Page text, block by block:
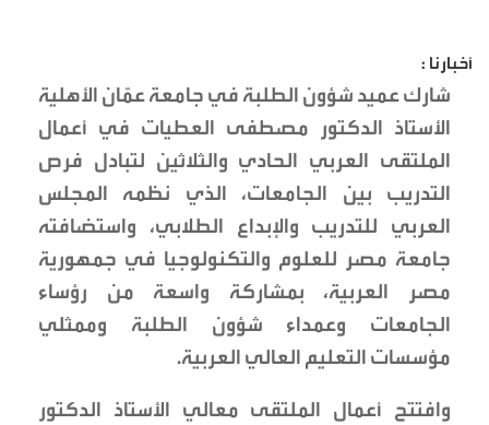
أخبارنا :
شارك عميد شؤون الطلبة في جامعة عمّان الأهلية
الأستاذ الدكتور مصطفى العطيات في أعمال
الملتقى العربي الحادي والثلاثين لتبادل فرص
التدريب بين الجامعات، الذي نظمه المجلس
العربي للتدريب والإبداع الطلابي، واستضافته
جامعة مصر للعلوم والتكنولوجيا في جمهورية
مصر العربية، بمشاركة واسعة من رؤساء
الجامعات وعمداء شؤون الطلبة وممثلي
مؤسسات التعليم العالي العربية.
وافتتح أعمال الملتقى معالي الأستاذ الدكتور